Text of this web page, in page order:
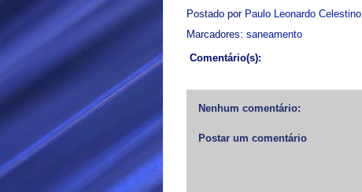
Postado por Paulo Leonardo Celestino
Marcadores: saneamento
Comentário(s):
Nenhum comentário:
Postar um comentário